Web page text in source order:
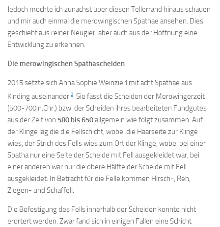
Jedoch möchte ich zunächst über diesen Tellerrand hinaus schauen
und mir auch einmal die merowingischen Spathae ansehen. Dies
geschieht aus reiner Neugier, aber auch aus der Hoffnung eine
Entwicklung zu erkennen.
Die merowingischen Spathascheiden
2015 setzte sich Anna Sophie Weinzierl mit acht Spathae aus
Kinding auseinander.2. Sie fasst die Scheiden der Merowingerzeit
(500-700 n.Chr.) bzw. der Scheiden ihres bearbeiteten Fundgutes
aus der Zeit von 580 bis 650allgemein wie folgt zusammen. Auf
der Klinge lag die die Fellschicht, wobei die Haarseite zur Klinge
wies, der Strich des Fells wies zum Ort der Klinge, wobei bei einer
Spatha nur eine Seite der Scheide mit Fell ausgekleidet war, bei
einer anderen war nur die obere Hälfte der Scheide mit Fell
ausgekleidet. In Betracht für die Felle kommen Hirsch-, Reh,
Ziegen- und Schaffell.
Die Befestigung des Fells innerhalb der Scheiden konnte nicht
erörtert werden. Zwar fand sich in einigen Fällen eine Schicht